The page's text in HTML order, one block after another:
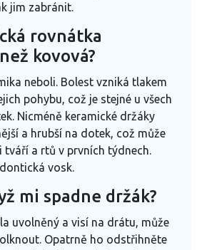
jim zabránit.
rovnátka
kovová?
neboli. Bolest vzniká tlakem
pohybu, což je stejné u všech
Nicméně keramické držáky
a hrubší na dotek, což může
a rtů v prvních týdnech.
vosk.
mi spadne držák?
uvolněný a visí na drátu, může
Opatrně ho odstřihněte